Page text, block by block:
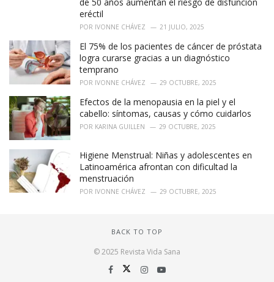
eréctil
POR IVONNE CHÁVEZ 21 JULIO, 2025
El 75% de los pacientes de cáncer de próstata
logra curarse gracias a un diagnóstico
temprano
POR IVONNE CHÁVEZ 29 OCTUBRE, 2025
Efectos de la menopausia en la piel y el
cabello: síntomas, causas y cómo cuidarlos
POR KARINA GUILLEN 29 OCTUBRE, 2025
Higiene Menstrual: Niñas y adolescentes en
Latinoamérica afrontan con dificultad la
menstruación
POR IVONNE CHÁVEZ 29 OCTUBRE, 2025
BACK TO TOP
© 2025 Revista Vida Sana